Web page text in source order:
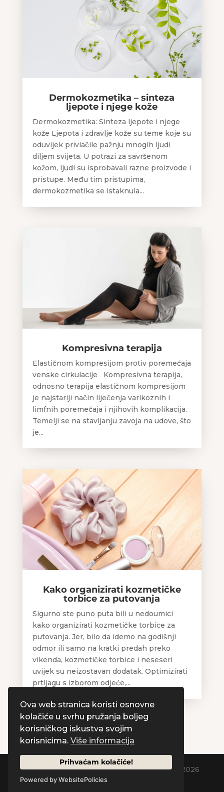
Ova web stranica koristi osnovne
kolačiće u svrhu pružanja boljeg
korisničkog iskustva svojim
korisnicima. Više informacija
Prihvaćam kolačiće!
Powered by WebsitePolicies
Dermokozmetika – sinteza
ljepote i njege kože
Dermokozmetika: Sinteza ljepote i njege
kože Ljepota i zdravlje kože su teme koje su
oduvijek privlačile pažnju mnogih ljudi
diljem svijeta. U potrazi za savršenom
kožom, ljudi su isprobavali razne proizvode i
pristupe. Među tim pristupima,
dermokozmetika se istaknula...
Kompresivna terapija
Elastičnom kompresijom protiv poremećaja
venske cirkulacije Kompresivna terapija,
odnosno terapija elastičnom kompresijom
je najstariji način liječenja varikoznih i
limfnih poremećaja i njihovih komplikacija.
Temelji se na stavljanju zavoja na udove, što
je...
Kako organizirati kozmetičke
torbice za putovanja
Sigurno ste puno puta bili u nedoumici
kako organizirati kozmetičke torbice za
putovanja. Jer, bilo da idemo na godišnji
odmor ili samo na kratki predah preko
vikenda, kozmetičke torbice i neseseri
uvijek su neizostavan dodatak. Optimizirati
prtljagu s izborom odjeće,...
Designed byCreative Pleasure Agency| © 2026
by Naos Plus